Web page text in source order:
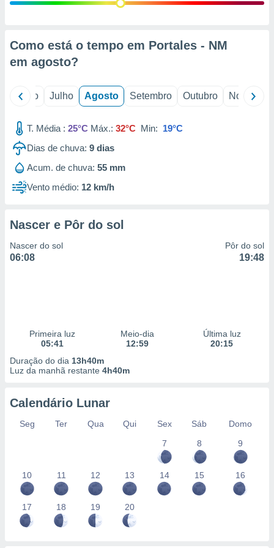
estudos
1199
Como está o tempo em Portales - NM
em agosto?
Junho Julho Agosto Setembro Outubro Novembro
T. Média : 25°C Máx.: 32°C Min: 19°C
Dias de chuva: 9 dias
Acum. de chuva: 55 mm
Vento médio: 12 km/h
Nascer e Pôr do sol
Nascer do sol
06:08
Pôr do sol
19:48
Primeira luz
05:41
Meio-dia
12:59
Última luz
20:15
Duração do dia 13h40m
Luz da manhã restante 4h40m
Calendário Lunar
Seg Ter Qua Qui Sex Sáb
Domo
7
8 9
10 11 12 13 14 15 16
17 18 19 20